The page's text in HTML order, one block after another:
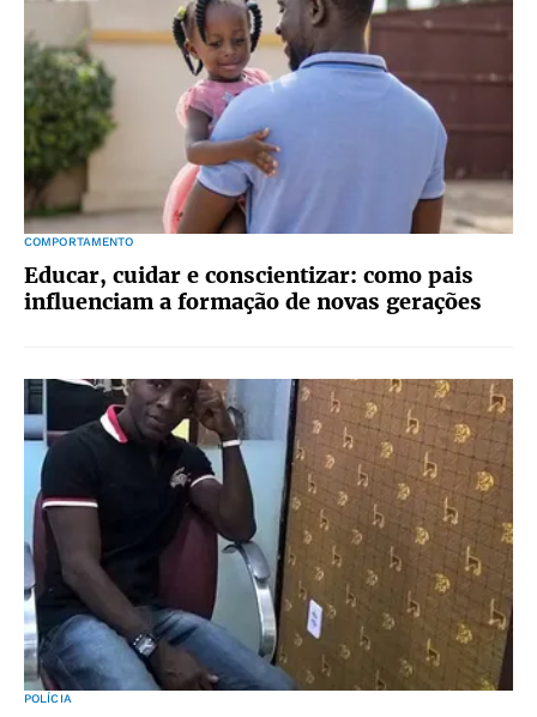
COMPORTAMENTO
Educar, cuidar e conscientizar: como pais
influenciam a formação de novas gerações
POLÍCIA